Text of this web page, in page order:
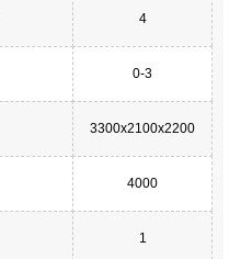
4
0-3
3300х2100х2200
4000
1